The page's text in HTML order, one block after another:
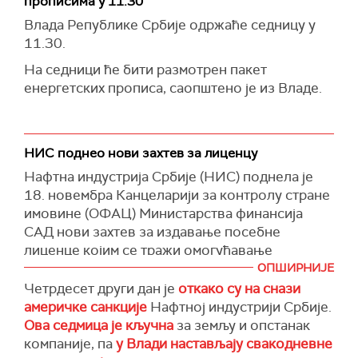
страници.
Власти у Вашингтону ће посебно оцењивати
са Лукоилом или обезбеђује неочекиван
приход компанији.
купац не сме да исплати новац руској фирми,
већ да је уплати на посебан рачун који ће бити
блокиран све до укидања санкција.
схватамо то упозорење", рекла је гувернерка.
Влада Републике Србије одржаће седницу у
11.30.
На седници ће бити размотрен пакет
енергетских прописа, саопштено је из Владе.
НИС поднео нови захтев за лиценцу
Нафтна индустрија Србије (НИС) поднела је
18. новембра Канцеларији за контролу стране
имовине (ОФАЦ) Министарства финансија
САД нови захтев за издавање посебне
лиценце којим се тражи омогућавање
несметаног пословања компаније, саопштио је
НИС.
Претходном лиценцом од 14. новембра са
роком важења до 13. фебруара 2026. године,
одобрени су преговори акционара и других
ОПШИРНИЈЕ
Четрдесет други дан је откако су на снази
америчке санкције Нафтној индустрији Србије.
Ова седмица је кључна за земљу и опстанак
компаније, пау Влади настављају свакодневне